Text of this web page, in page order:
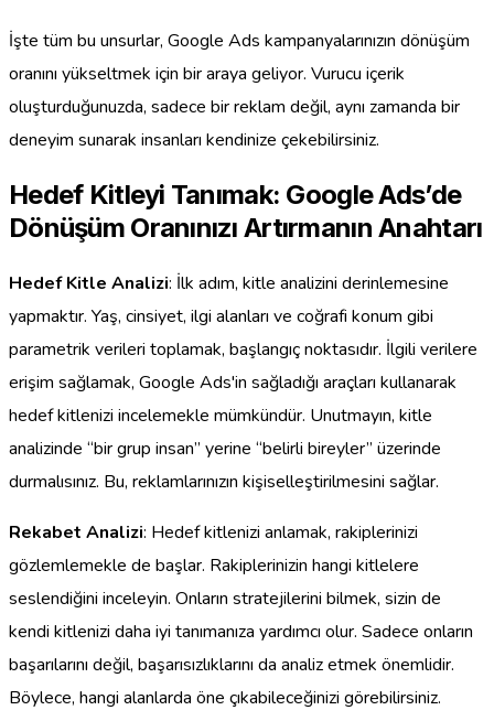
İşte tüm bu unsurlar, Google Ads kampanyalarınızın dönüşüm
oranını yükseltmek için bir araya geliyor. Vurucu içerik
oluşturduğunuzda, sadece bir reklam değil, aynı zamanda bir
deneyim sunarak insanları kendinize çekebilirsiniz.
Hedef Kitleyi Tanımak: Google Ads’de
Dönüşüm Oranınızı Artırmanın Anahtarı
Hedef Kitle Analizi: İlk adım, kitle analizini derinlemesine
yapmaktır. Yaş, cinsiyet, ilgi alanları ve coğrafi konum gibi
parametrik verileri toplamak, başlangıç noktasıdır. İlgili verilere
erişim sağlamak, Google Ads'in sağladığı araçları kullanarak
hedef kitlenizi incelemekle mümkündür. Unutmayın, kitle
analizinde “bir grup insan” yerine “belirli bireyler” üzerinde
durmalısınız. Bu, reklamlarınızın kişiselleştirilmesini sağlar.
Rekabet Analizi: Hedef kitlenizi anlamak, rakiplerinizi
gözlemlemekle de başlar. Rakiplerinizin hangi kitlelere
seslendiğini inceleyin. Onların stratejilerini bilmek, sizin de
kendi kitlenizi daha iyi tanımanıza yardımcı olur. Sadece onların
başarılarını değil, başarısızlıklarını da analiz etmek önemlidir.
Böylece, hangi alanlarda öne çıkabileceğinizi görebilirsiniz.